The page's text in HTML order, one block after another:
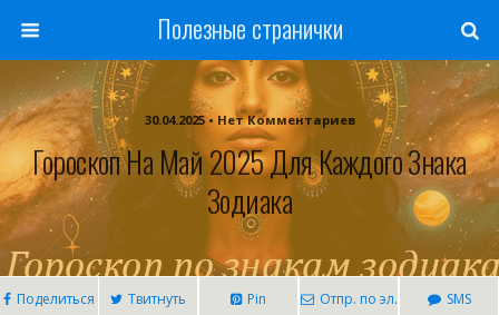
Полезные странички
30.04.2025 • Нет Комментариев
Гороскоп На Май 2025 Для Каждого Знака
Зодиака
Поделиться Твитнуть Pin
Отпр. по эл.
SMS